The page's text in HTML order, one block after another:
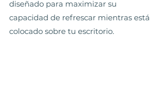
diseñado para maximizar su
capacidad de refrescar mientras está
colocado sobre tu escritorio.